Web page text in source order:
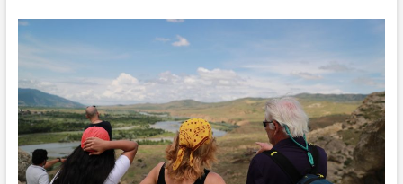
t
n